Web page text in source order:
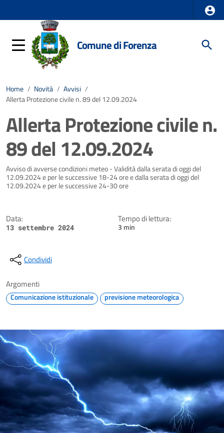
Comune di Forenza
Home / Novità / Avvisi /
Allerta Protezione civile n. 89 del 12.09.2024
Allerta Protezione civile n.
89 del 12.09.2024
Dettagli della notizia
Avviso di avverse condizioni meteo - Validità dalla serata di oggi del
12.09.2024 e per le successive 18-24 ore e dalla serata di oggi del
12.09.2024 e per le successive 24-30 ore
Data:
13 settembre 2024
Tempo di lettura:
3 min
Condividi
Argomenti
Comunicazione istituzionale previsione meteorologica